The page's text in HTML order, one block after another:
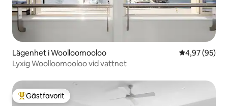
Lägenhet i Woolloomooloo 4,97 av 5 i
4,97 (95)
Lyxig Woolloomooloo vid vattnet
Populär gästfavorit
Gästfavorit